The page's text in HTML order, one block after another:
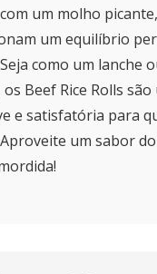
um molho
um equilíbrio
como um lanche
Beef Rice Rolls são
e satisfatória para
um sabor